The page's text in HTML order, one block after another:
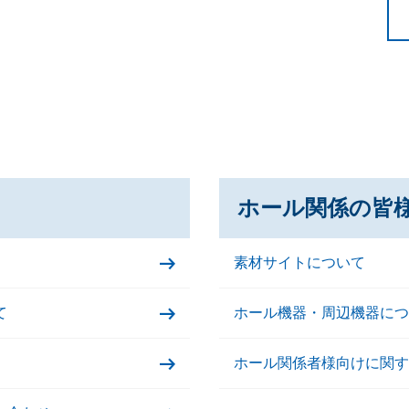
ホール関係の皆
素材サイトについて
ホール機器・周辺機器に
ホール関係者様向けに関